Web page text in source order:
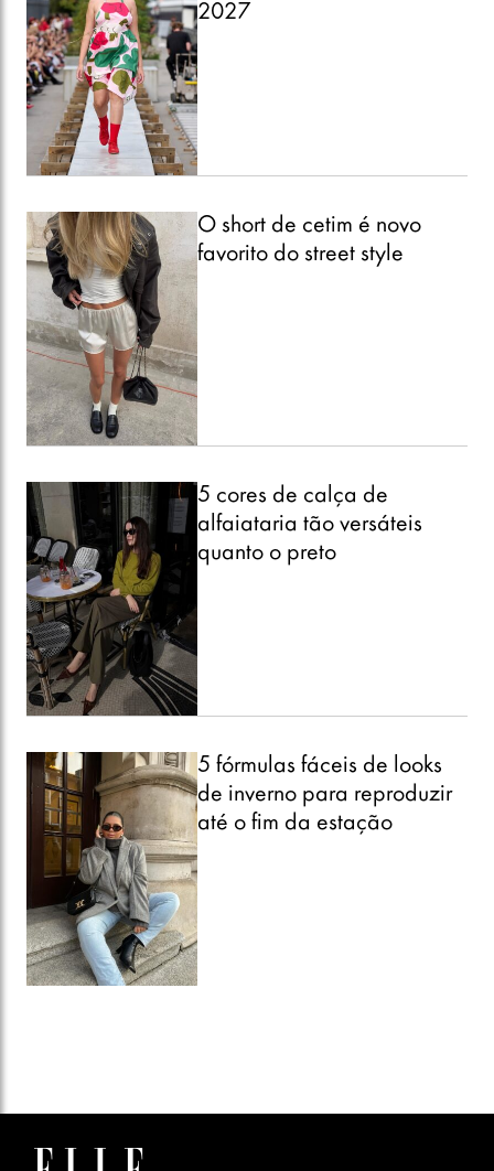
2027
O short de cetim é novo
favorito do street style
5 cores de calça de
alfaiataria tão versáteis
quanto o preto
5 fórmulas fáceis de looks
de inverno para reproduzir
até o fim da estação